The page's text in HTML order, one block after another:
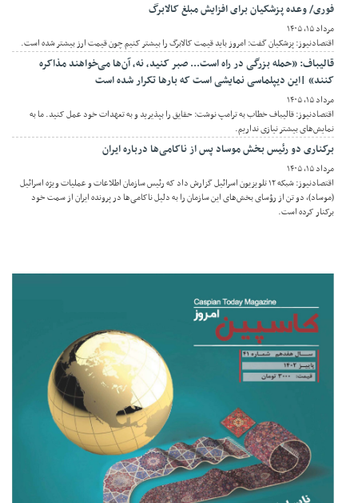
فوری/ وعده پزشکیان برای افزایش مبلغ کالابرگ
مرداد ۱۵, ۱۴۰۵
اقتصادنیوز: پزشکیان گفت: امروز باید قیمت کالابرگ را بیشتر کنیم چون قیمت ارز بیشتر شده است.
قالیباف: «حمله بزرگی در راه است... صبر کنید، نه، آن‌ها می‌خواهند مذاکره
کنند» |این دیپلماسی نمایشی است که بارها تکرار شده است
مرداد ۱۵, ۱۴۰۵
اقتصادنیوز: قالیباف خطاب به ترامپ نوشت: حقایق را بپذیرید و به تعهدات خود عمل کنید. ما به
نمایش‌های بیشتر نیازی نداریم.
برکناری دو رئیس بخش موساد پس از ناکامی‌ها درباره ایران
مرداد ۱۵, ۱۴۰۵
اقتصادنیوز: شبکه ۱۲ تلویزیون اسرائیل گزارش داد که رئیس سازمان اطلاعات و عملیات ویژه اسرائیل
(موساد)، دو تن از رؤسای بخش‌های این سازمان را به دلیل ناکامی‌ها در پرونده ایران از سمت خود
برکنار کرده است.